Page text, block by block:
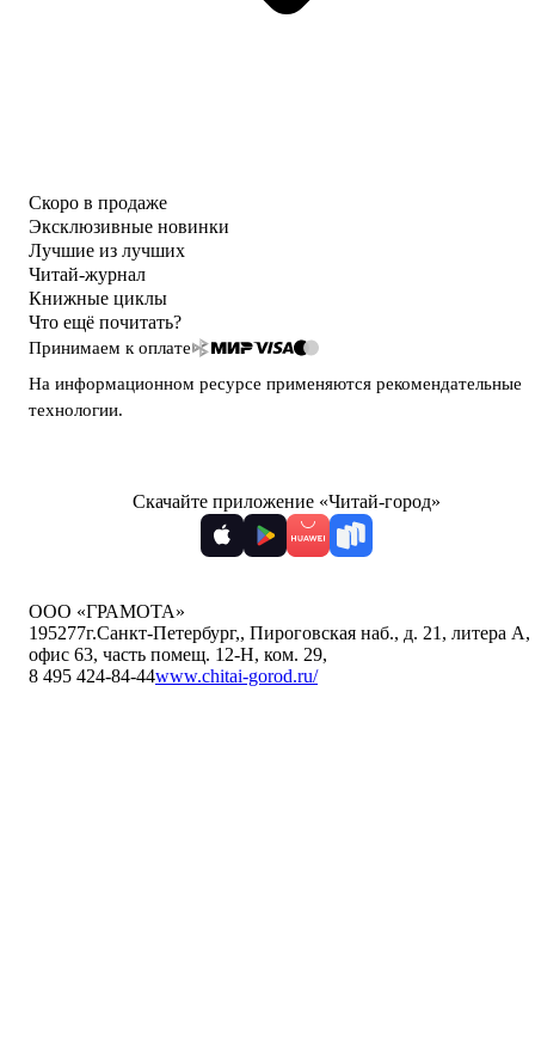
Скоро в продаже
Эксклюзивные новинки
Лучшие из лучших
Читай-журнал
Книжные циклы
Что ещё почитать?
Принимаем к оплате
На информационном ресурсе применяются рекомендательные
технологии.
Скачайте приложение «Читай-город»
ООО «ГРАМОТА»
195277г.Санкт-Петербург,, Пироговская наб., д. 21, литера А,
офис 63, часть помещ. 12-Н, ком. 29,
8 495 424-84-44www.chitai-gorod.ru/